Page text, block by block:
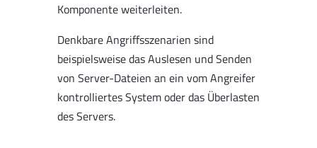
Komponente weiterleiten.
Denkbare Angriffsszenarien sind
beispielsweise das Auslesen und Senden
von Server-Dateien an ein vom Angreifer
kontrolliertes System oder das Überlasten
des Servers.